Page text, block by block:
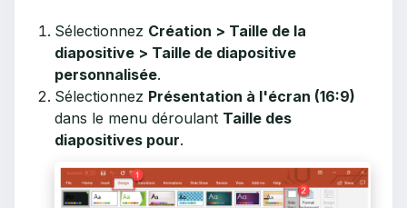
Sélectionnez Création > Taille de la
diapositive > Taille de diapositive
personnalisée.
Sélectionnez Présentation à l'écran (16:9)
dans le menu déroulant Taille des
diapositives pour.